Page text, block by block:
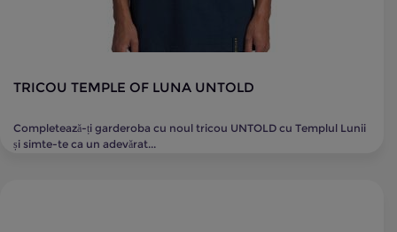
TRICOU TEMPLE OF LUNA UNTOLD
Completează-ți garderoba cu noul tricou UNTOLD cu Templul Lunii
și simte-te ca un adevărat...